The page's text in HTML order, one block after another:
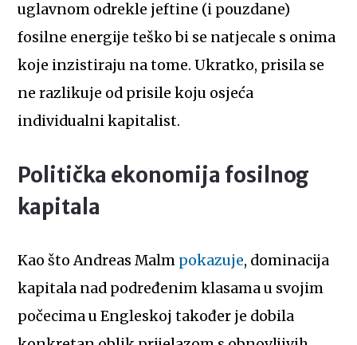
uglavnom odrekle jeftine (i pouzdane)
fosilne energije teško bi se natjecale s onima
koje inzistiraju na tome. Ukratko, prisila se
ne razlikuje od prisile koju osjeća
individualni kapitalist.
Politička ekonomija fosilnog
kapitala
Kao što Andreas Malm pokazuje, dominacija
kapitala nad podređenim klasama u svojim
počecima u Engleskoj također je dobila